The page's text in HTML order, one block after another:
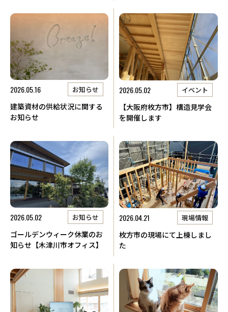
2026.05.16 お知らせ
建築資材の供給状況に関する
お知らせ
2026.05.02 イベント
【大阪府枚方市】構造見学会
を開催します
2026.05.02 お知らせ
ゴールデンウィーク休業のお
知らせ【木津川市オフィス】
2026.04.21 現場情報
枚方市の現場にて上棟しまし
た